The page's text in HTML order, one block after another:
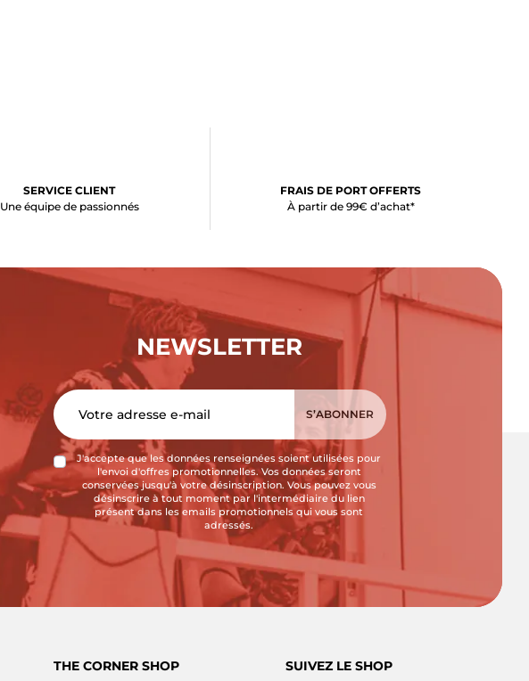
SERVICE CLIENT
Une équipe de passionnés
FRAIS DE PORT OFFERTS
À partir de 99€ d’achat*
NEWSLETTER
J'accepte que les données renseignées soient utilisées pour
l'envoi d'offres promotionnelles. Vos données seront
conservées jusqu'à votre désinscription. Vous pouvez vous
désinscrire à tout moment par l'intermédiaire du lien
présent dans les emails promotionnels qui vous sont
adressés.
THE CORNER SHOP SUIVEZ LE SHOP